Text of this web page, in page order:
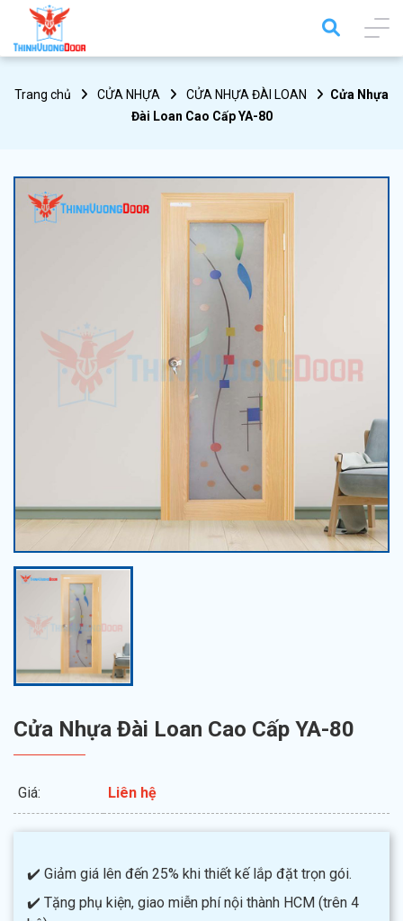
Trang chủ CỬA NHỰA CỬA NHỰA ĐÀI LOAN
Cửa Nhựa
Đài Loan Cao Cấp YA-80
Cửa Nhựa Đài Loan Cao Cấp YA-80
Giá: Liên hệ
✔️ Giảm giá lên đến 25% khi thiết kế lắp đặt trọn gói.
✔️ Tặng phụ kiện, giao miễn phí nội thành HCM (trên 4